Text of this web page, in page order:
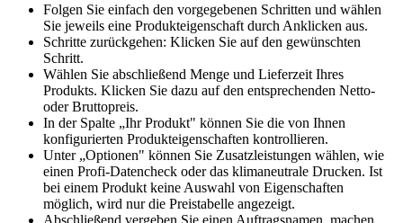
Folgen Sie einfach den vorgegebenen Schritten und wählen
Sie jeweils eine Produkteigenschaft durch Anklicken aus.
Schritte zurückgehen: Klicken Sie auf den gewünschten
Schritt.
Wählen Sie abschließend Menge und Lieferzeit Ihres
Produkts. Klicken Sie dazu auf den entsprechenden Netto-
oder Bruttopreis.
In der Spalte „Ihr Produkt" können Sie die von Ihnen
konfigurierten Produkteigenschaften kontrollieren.
Unter „Optionen" können Sie Zusatzleistungen wählen, wie
einen Profi-Datencheck oder das klimaneutrale Drucken. Ist
bei einem Produkt keine Auswahl von Eigenschaften
möglich, wird nur die Preistabelle angezeigt.
Abschließend vergeben Sie einen Auftragsnamen, machen